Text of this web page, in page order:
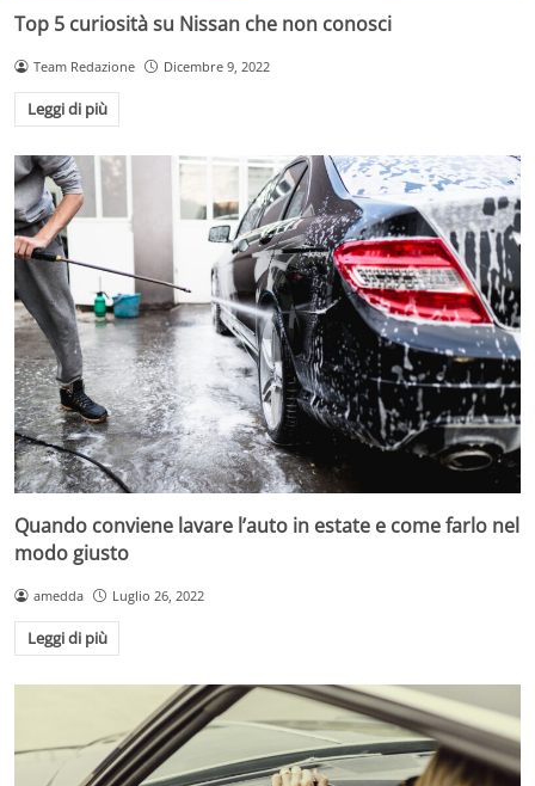
Top 5 curiosità su Nissan che non conosci
Team Redazione Dicembre 9, 2022
Leggi di più
Quando conviene lavare l’auto in estate e come farlo nel
modo giusto
amedda Luglio 26, 2022
Leggi di più